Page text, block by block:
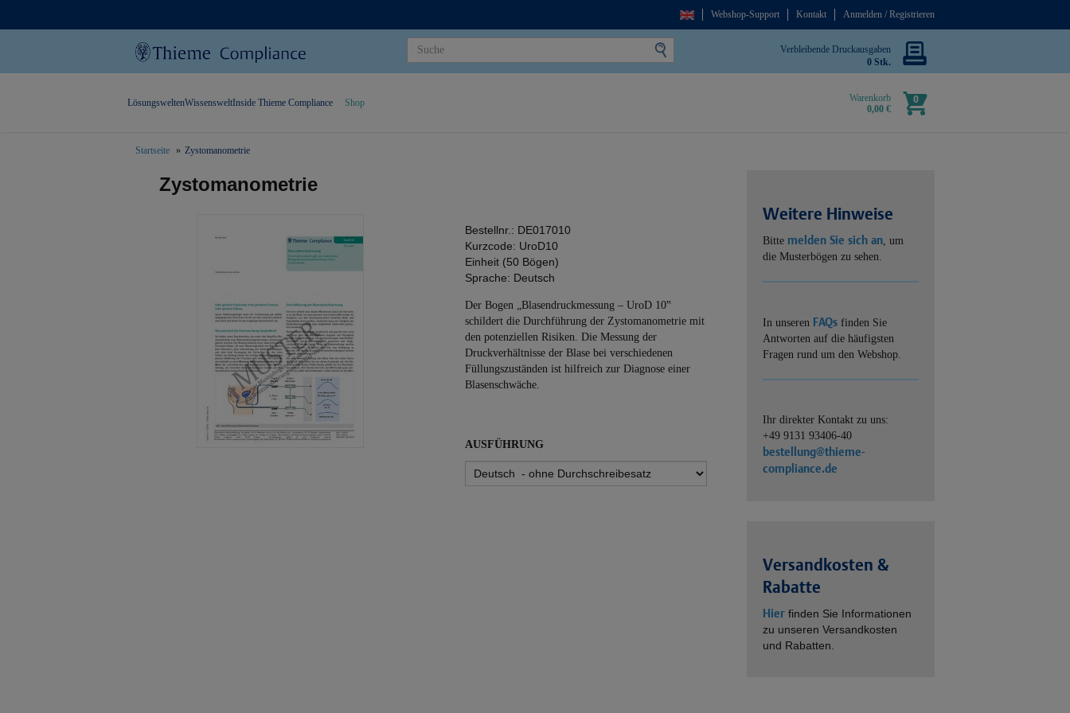
Webshop-Support Kontakt Anmelden / Registrieren
Verbleibende Druckausgaben
0 Stk.
Warenkorb
0,00 €
0
LösungsweltenWissensweltInside Thieme Compliance Shop
Startseite Zystomanometrie
Zystomanometrie
Bestellnr.: DE017010
Kurzcode: UroD10
Einheit (50 Bögen)
Sprache: Deutsch
Der Bogen „Blasendruckmessung – UroD 10‟
schildert die Durchführung der Zystomanometrie mit
den potenziellen Risiken. Die Messung der
Druckverhältnisse der Blase bei verschiedenen
Füllungszuständen ist hilfreich zur Diagnose einer
Blasenschwäche.
AUSFÜHRUNG
Weitere Hinweise
Bitte melden Sie sich an, um
die Musterbögen zu sehen.
In unseren FAQs finden Sie
Antworten auf die häufigsten
Fragen rund um den Webshop.
Ihr direkter Kontakt zu uns:
+49 9131 93406-40
bestellung@thieme-
compliance.de
Versandkosten &
Rabatte
Hier finden Sie Informationen
zu unseren Versandkosten
und Rabatten.